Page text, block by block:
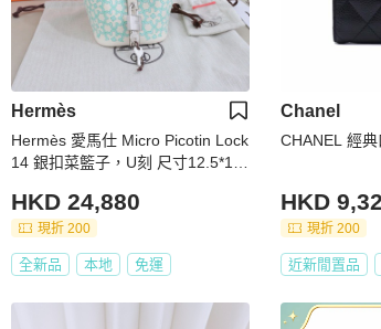
Hermès
Hermès 愛馬仕 Micro Picotin Lock
14 銀扣菜籃子，U刻 尺寸12.5*10.
匙
HKD 24,880
現折 200
全新品 本地 免運
Chanel
CHANEL 經
HKD
現折 200
近新閒置品